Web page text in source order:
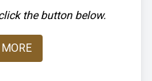
the button below.